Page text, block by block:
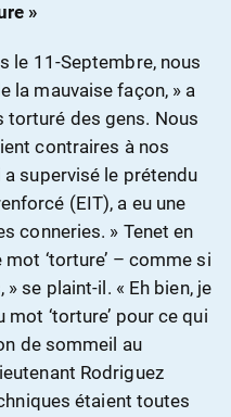
»
le 11-Septembre, nous
la mauvaise façon, » a
torturé des gens. Nous
contraires à nos
a supervisé le prétendu
(EIT), a eu une
conneries. » Tenet en
‘torture’ – comme si
se plaint-il. « Eh bien, je
mot ‘torture’ pour ce qui
de sommeil au
Rodriguez
étaient toutes